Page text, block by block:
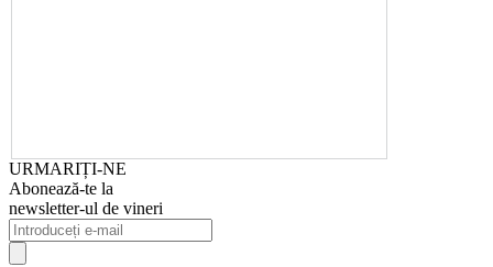
URMARIȚI-NE
Abonează-te la
newsletter-ul de vineri